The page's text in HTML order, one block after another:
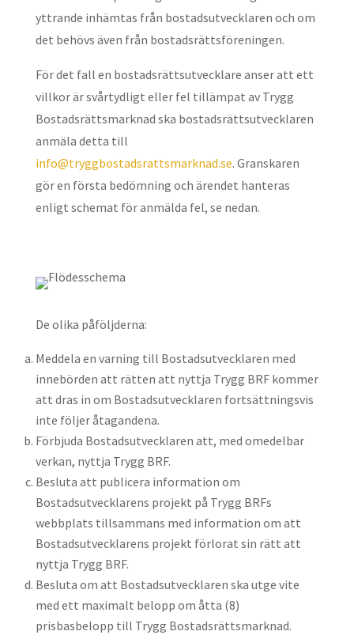
yttrande inhämtas från bostadsutvecklaren och om
det behövs även från bostadsrättsföreningen.
För det fall en bostadsrättsutvecklare anser att ett
villkor är svårtydligt eller fel tillämpat av Trygg
Bostadsrättsmarknad ska bostadsrättsutvecklaren
anmäla detta till
info@tryggbostadsrattsmarknad.se. Granskaren
gör en första bedömning och ärendet hanteras
enligt schemat för anmälda fel, se nedan.
De olika påföljderna:
Meddela en varning till Bostadsutvecklaren med
innebörden att rätten att nyttja Trygg BRF kommer
att dras in om Bostadsutvecklaren fortsättningsvis
inte följer åtagandena.
Förbjuda Bostadsutvecklaren att, med omedelbar
verkan, nyttja Trygg BRF.
Besluta att publicera information om
Bostadsutvecklarens projekt på Trygg BRFs
webbplats tillsammans med information om att
Bostadsutvecklarens projekt förlorat sin rätt att
nyttja Trygg BRF.
Besluta om att Bostadsutvecklaren ska utge vite
med ett maximalt belopp om åtta (8)
prisbasbelopp till Trygg Bostadsrättsmarknad.